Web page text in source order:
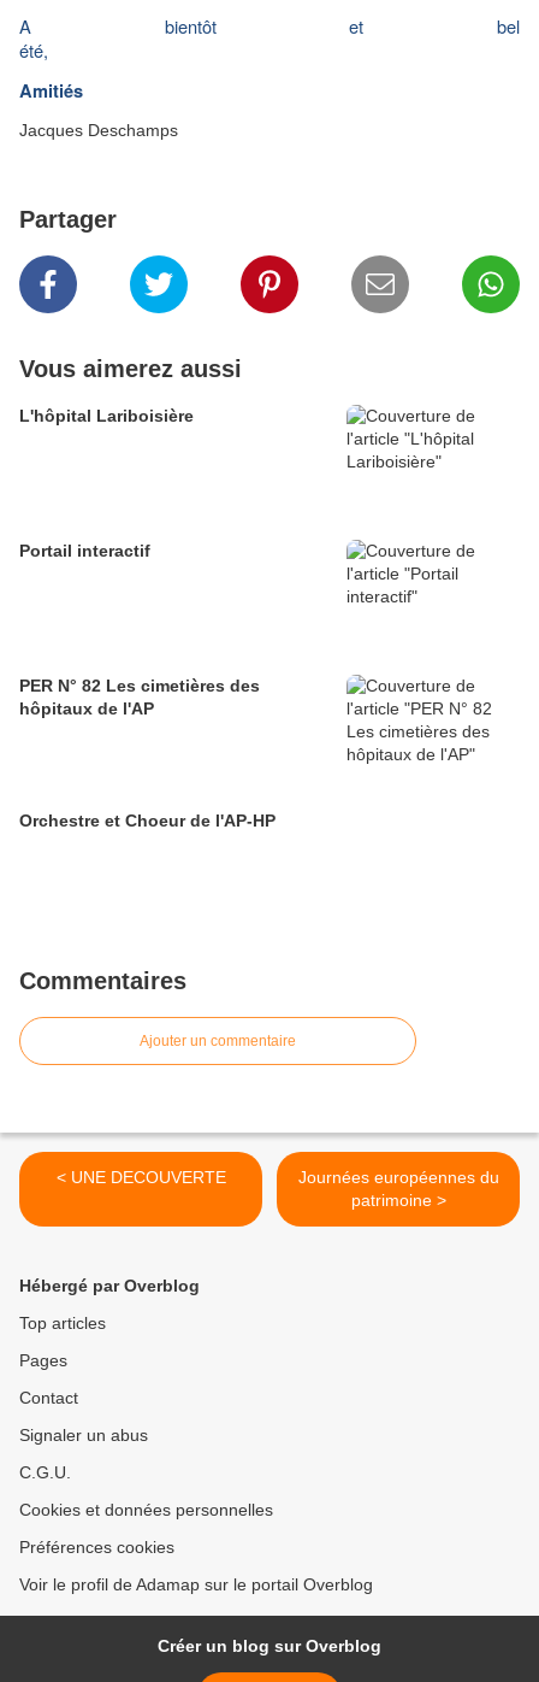
A bientôt et bel
été,
Amitiés
Jacques Deschamps
Partager
Vous aimerez aussi
L'hôpital Lariboisière
Portail interactif
PER N° 82 Les cimetières des
hôpitaux de l'AP
Orchestre et Choeur de l'AP-HP
Commentaires
Ajouter un commentaire
< UNE DECOUVERTE
Journées européennes du
patrimoine >
Hébergé par Overblog
Top articles
Pages
Contact
Signaler un abus
C.G.U.
Cookies et données personnelles
Préférences cookies
Voir le profil de Adamap sur le portail Overblog
Créer un blog sur Overblog